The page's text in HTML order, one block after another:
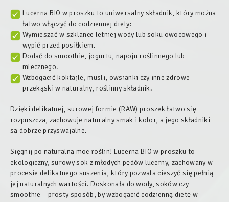
Lucerna BIO w proszku to uniwersalny składnik, który można
łatwo włączyć do codziennej diety:
Wymieszać w szklance letniej wody lub soku owocowego i
wypić przed posiłkiem.
Dodać do smoothie, jogurtu, napoju roślinnego lub
mlecznego.
Wzbogacić koktajle, musli, owsianki czy inne zdrowe
przekąski w naturalny, roślinny składnik.
Dzięki delikatnej, surowej formie (RAW) proszek łatwo się
rozpuszcza, zachowuje naturalny smak i kolor, a jego składniki
są dobrze przyswajalne.
Sięgnij po naturalną moc roślin! Lucerna BIO w proszku to
ekologiczny, surowy sok z młodych pędów lucerny, zachowany w
procesie delikatnego suszenia, który pozwala cieszyć się pełnią
jej naturalnych wartości. Doskonała do wody, soków czy
smoothie – prosty sposób, by wzbogacić codzienną dietę w